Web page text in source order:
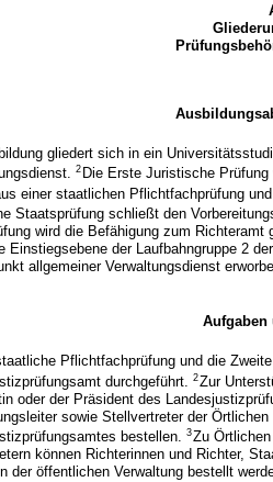
gliedert sich in ein
2 Die Erste Juristische
einer staatlichen Pflichtfachprüfung
Staatsprüfung schließt den
wird die Befähigung zum Richteramt
Einstiegsebene der Laufbahngruppe 2
allgemeiner Verwaltungsdienst
Aufgaben
Pflichtfachprüfung und die
durchgeführt.2Zur
oder der Präsident des
sowie Stellvertreter der
bestellen.3Zu
können Richterinnen und Richter,
der öffentlichen Verwaltung bestellt